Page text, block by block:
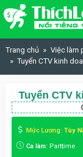
Skip to content
Trang chủ
Việc làm
Tuyển CTV kinh
Tuyển CTV
Mức Lương: Tùy
Ca làm: Parttime